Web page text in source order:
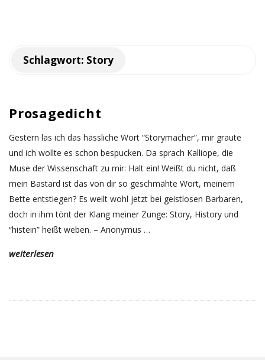
u
m
.
o
r
g
Schlagwort: Story
Prosagedicht
Gestern las ich das hässliche Wort “Storymacher”, mir graute
und ich wollte es schon bespucken. Da sprach Kalliope, die
Muse der Wissenschaft zu mir: Halt ein! Weißt du nicht, daß
mein Bastard ist das von dir so geschmähte Wort, meinem
Bette entstiegen? Es weilt wohl jetzt bei geistlosen Barbaren,
doch in ihm tönt der Klang meiner Zunge: Story, History und
“histein” heißt weben. – Anonymus …
weiterlesen